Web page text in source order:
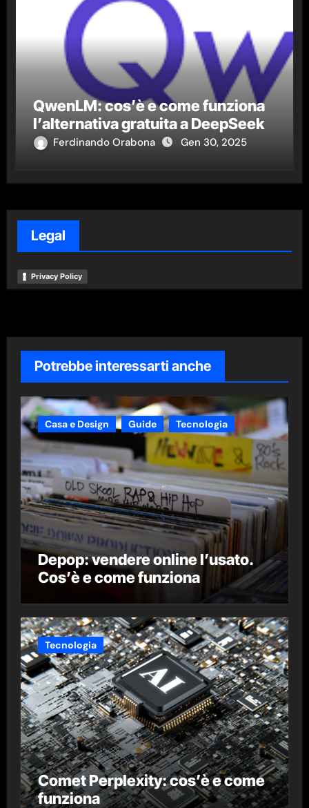
QwenLM: cos’è e come funziona
l’alternativa gratuita a DeepSeek
Ferdinando Orabona Gen 30, 2025
Legal
Privacy Policy
Potrebbe interessarti anche
Casa e Design Guide Tecnologia
Depop: vendere online l’usato.
Cos’è e come funziona
Tecnologia
Comet Perplexity: cos’è e come
funziona